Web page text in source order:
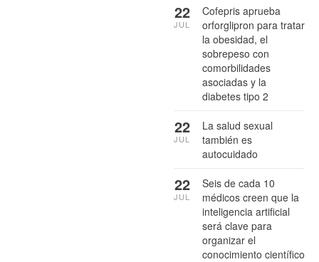
Cofepris aprueba
orforglipron para tratar
la obesidad, el
sobrepeso con
comorbilidades
asociadas y la
diabetes tipo 2
22
JUL
La salud sexual
también es
autocuidado
22
JUL
Seis de cada 10
médicos creen que la
inteligencia artificial
será clave para
organizar el
conocimiento científico
22
JUL